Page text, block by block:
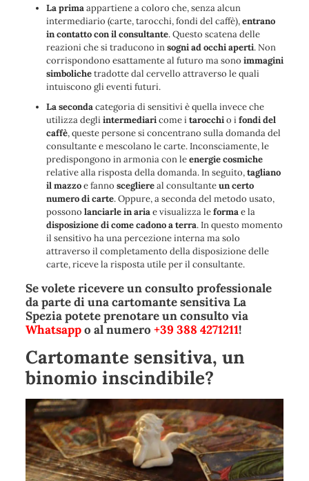
La primaappartiene a coloro che, senza alcun
intermediario (carte, tarocchi, fondi del caffè),entrano
in contatto con il consultante. Questo scatena delle
reazioni che si traducono insogni ad occhi aperti. Non
corrispondono esattamente al futuro ma sono immagini
simbolichetradotte dal cervello attraverso le quali
intuiscono gli eventi futuri.
La secondacategoria di sensitivi è quella invece che
utilizza degliintermediaricome itarocchio ifondi del
caffè, queste persone si concentrano sulla domanda del
consultante e mescolano le carte. Inconsciamente, le
predispongono in armonia con leenergie cosmiche
relative alla risposta della domanda. In seguito,tagliano
il mazzoe fanno scegliereal consultanteun certo
numero di carte. Oppure, a seconda del metodo usato,
possono lanciarle in ariae visualizza leformae la
disposizione di come cadono a terra. In questo momento
il sensitivo ha una percezione interna ma solo
attraverso il completamento della disposizione delle
carte, riceve la risposta utile per il consultante.
Se volete ricevere un consulto professionale
da parte di una cartomante sensitiva La
Spezia potete prenotare un consulto via
Whatsappo al numero +39 388 4271211!
Cartomante sensitiva, un
binomio inscindibile?